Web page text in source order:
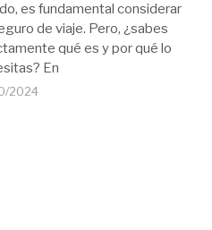
es fundamental considerar
de viaje. Pero, ¿sabes
qué es y por qué lo
En
2024